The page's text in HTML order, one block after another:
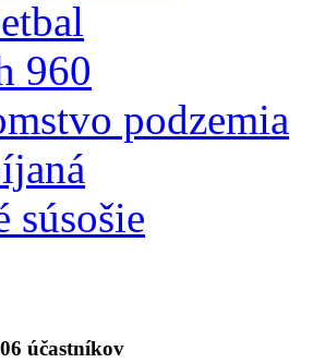
960
podzemia
súsošie
účastníkov